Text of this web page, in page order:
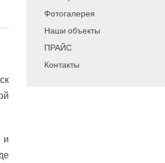
и
Фотогалерея
Наши объекты
ПРАЙС
Контакты